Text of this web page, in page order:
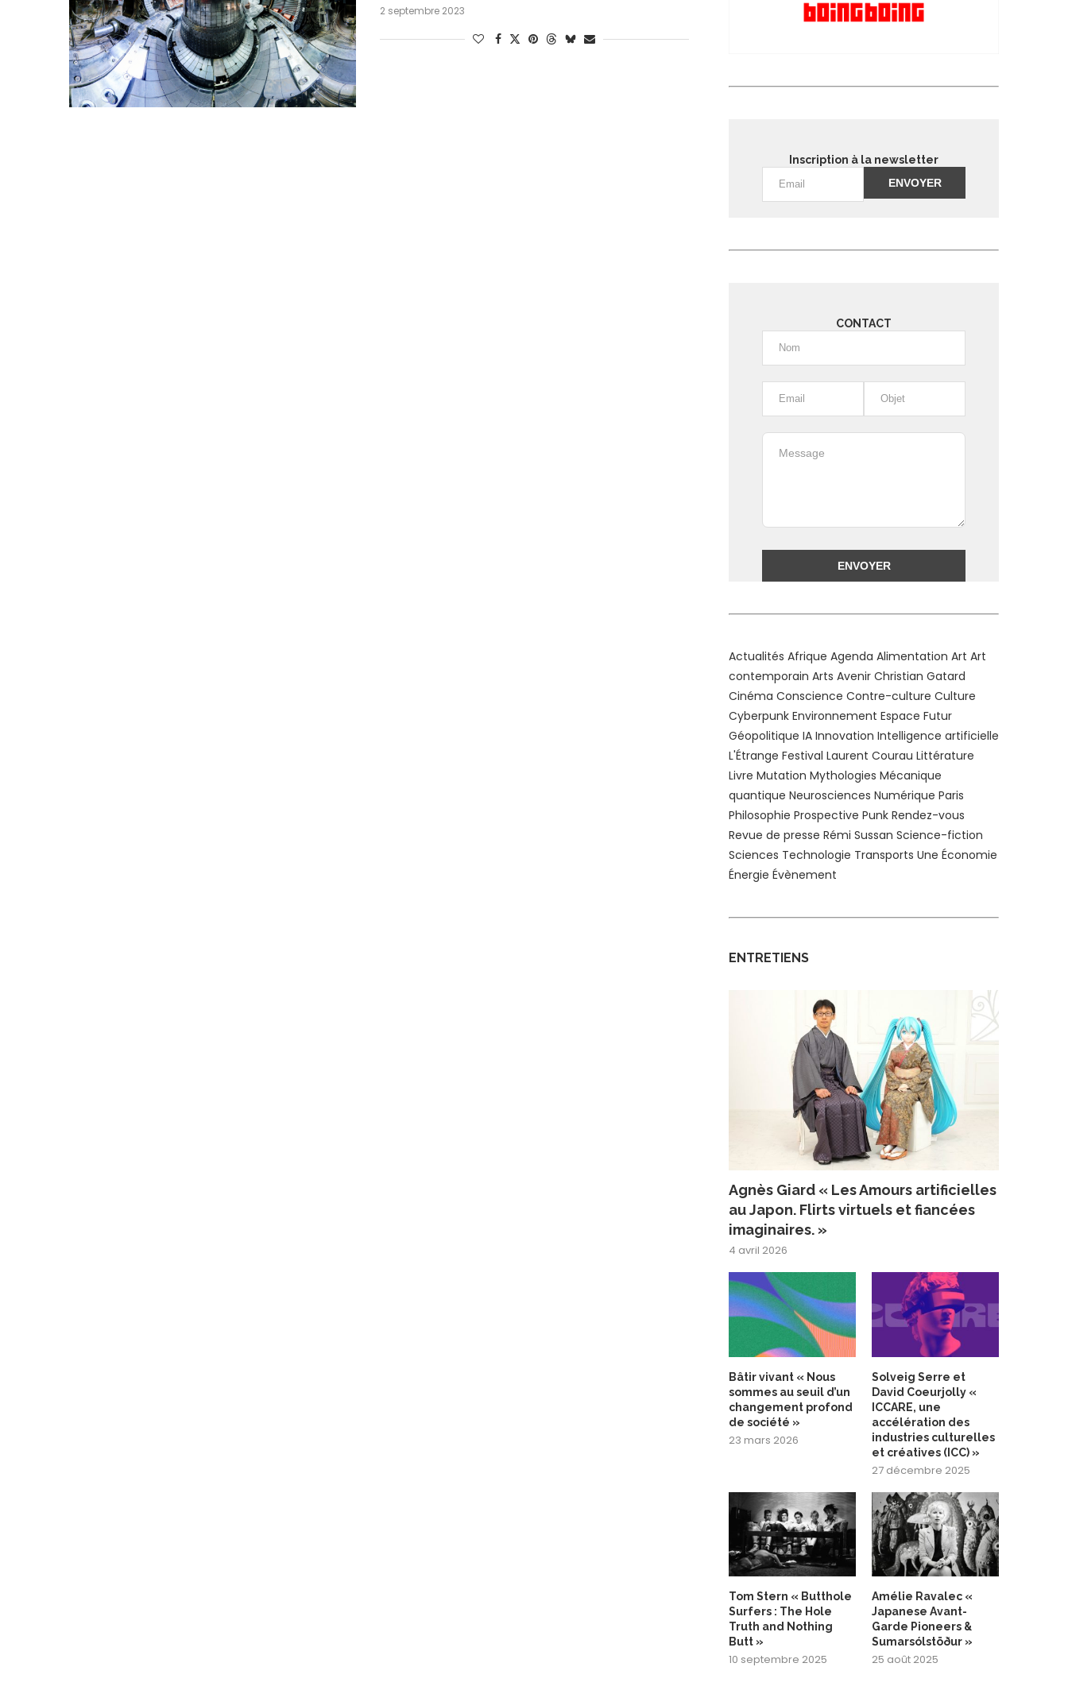
2 septembre 2023
Inscription à la newsletter
CONTACT
Actualités Afrique Agenda Alimentation Art Art
contemporain Arts Avenir Christian Gatard
Cinéma Conscience Contre-culture Culture
Cyberpunk Environnement Espace Futur
Géopolitique IA Innovation Intelligence artificielle
L'Étrange Festival Laurent Courau Littérature
Livre Mutation Mythologies Mécanique
quantique Neurosciences Numérique Paris
Philosophie Prospective Punk Rendez-vous
Revue de presse Rémi Sussan Science-fiction
Sciences Technologie Transports Une Économie
Énergie Évènement
ENTRETIENS
Agnès Giard « Les Amours artificielles
au Japon. Flirts virtuels et fiancées
imaginaires. »
4 avril 2026
Bâtir vivant « Nous
sommes au seuil d’un
changement profond
de société »
23 mars 2026
Solveig Serre et
David Coeurjolly «
ICCARE, une
accélération des
industries culturelles
et créatives (ICC) »
27 décembre 2025
Tom Stern « Butthole
Surfers : The Hole
Truth and Nothing
Butt »
10 septembre 2025
Amélie Ravalec «
Japanese Avant-
Garde Pioneers &
Sumarsólstöður »
25 août 2025